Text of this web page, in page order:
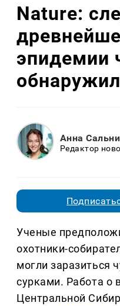
Nature:
эпидемии
Анна
Редактор
Ученые
охотники-
могли заразиться
сурками. Работа о
Центральной